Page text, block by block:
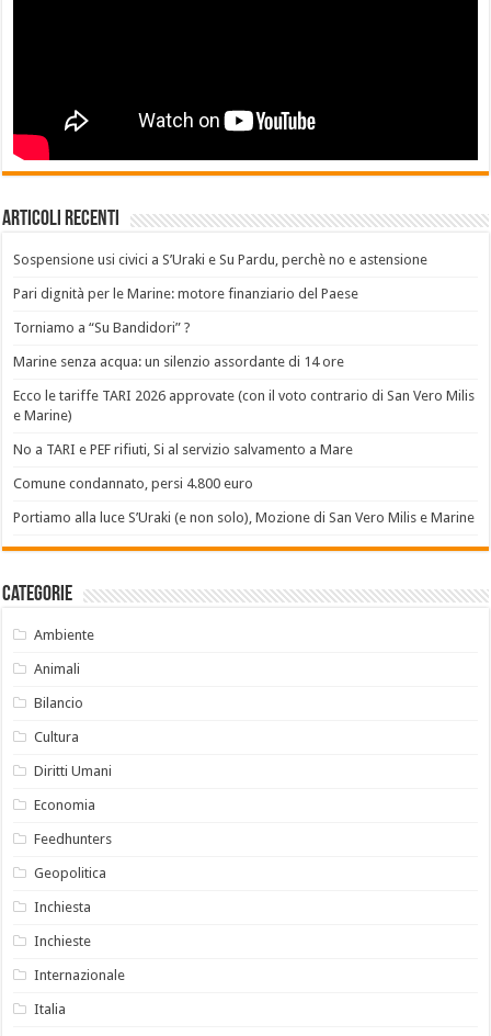
Articoli recenti
Sospensione usi civici a S’Uraki e Su Pardu, perchè no e astensione
Pari dignità per le Marine: motore finanziario del Paese
Torniamo a “Su Bandidori” ?
Marine senza acqua: un silenzio assordante di 14 ore
Ecco le tariffe TARI 2026 approvate (con il voto contrario di San Vero Milis
e Marine)
No a TARI e PEF rifiuti, Si al servizio salvamento a Mare
Comune condannato, persi 4.800 euro
Portiamo alla luce S’Uraki (e non solo), Mozione di San Vero Milis e Marine
Categorie
Ambiente
Animali
Bilancio
Cultura
Diritti Umani
Economia
Feedhunters
Geopolitica
Inchiesta
Inchieste
Internazionale
Italia